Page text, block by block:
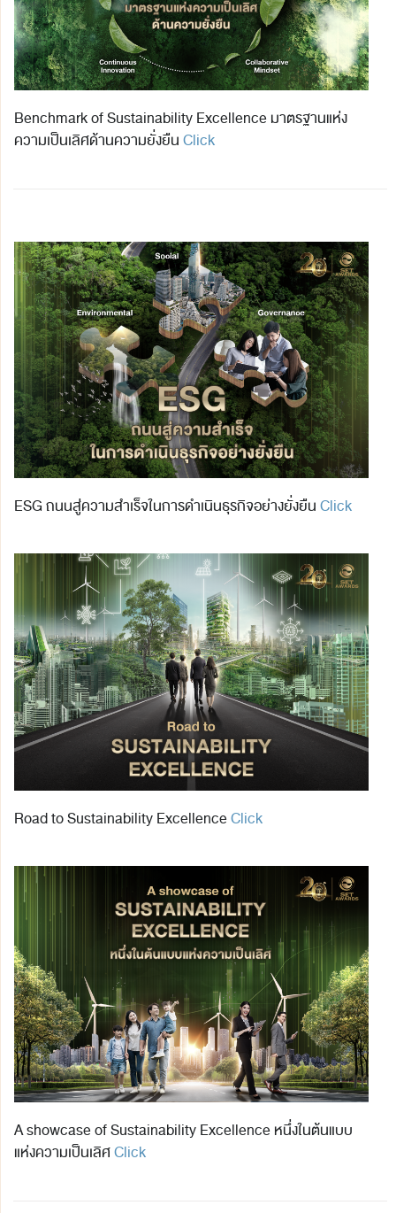
Benchmark of Sustainability Excellence มาตรฐานแห่ง
ความเป็นเลิศด้านความยั่งยืนClick
ESG ถนนสู่ความสำเร็จในการดำเนินธุรกิจอย่างยั่งยืนClick
Road to Sustainability ExcellenceClick
A showcase of Sustainability Excellence หนึ่งในต้นแบบ
แห่งความเป็นเลิศClick